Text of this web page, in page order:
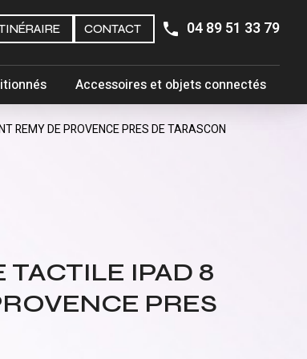
CONTACT 04 89 51 33 79
Accessoires et objets connectés
REMY DE PROVENCE PRES DE TARASCON
TACTILE IPAD 8
PRES